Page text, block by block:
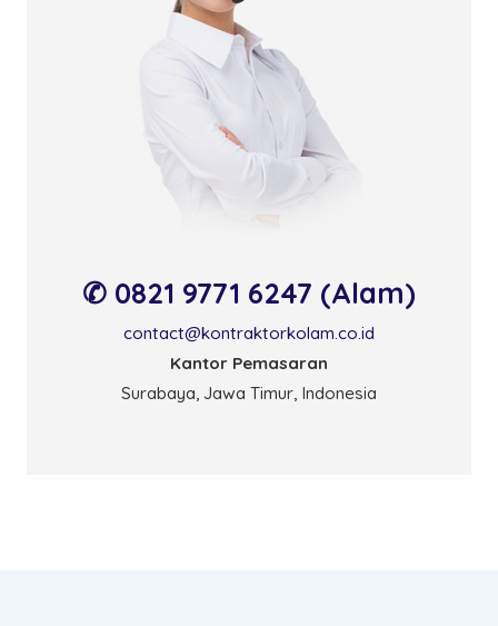
✆ 0821 9771 6247 (Alam)
contact@kontraktorkolam.co.id
Kantor Pemasaran
Surabaya, Jawa Timur, Indonesia